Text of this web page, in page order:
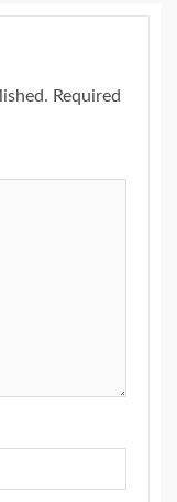
Required